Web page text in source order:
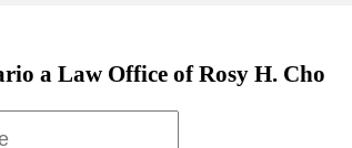
a Law Office of Rosy H. Cho